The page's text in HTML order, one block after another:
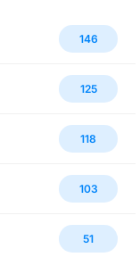
146
125
118
103
51